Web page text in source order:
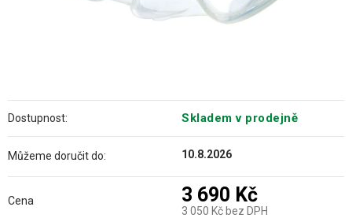
Dostupnost: Skladem v prodejně
Můžeme doručit do: 10.8.2026
Cena 3 690 Kč
3 050 Kč bez DPH